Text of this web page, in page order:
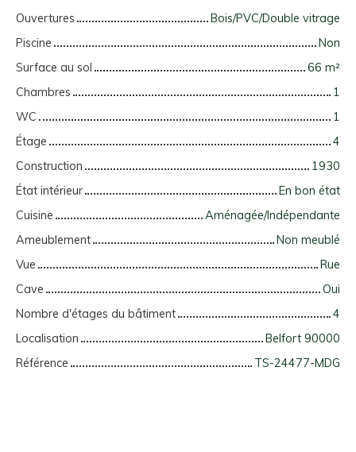
Ouvertures
Bois/PVC/Double vitrage
Piscine
Non
Surface au sol
66 m²
Chambres
1
WC
1
Étage
4
Construction
1930
État intérieur
En bon état
Cuisine
Aménagée/Indépendante
Ameublement
Non meublé
Vue
Rue
Cave
Oui
Nombre d'étages du bâtiment
4
Localisation
Belfort 90000
Référence
TS-24477-MDG